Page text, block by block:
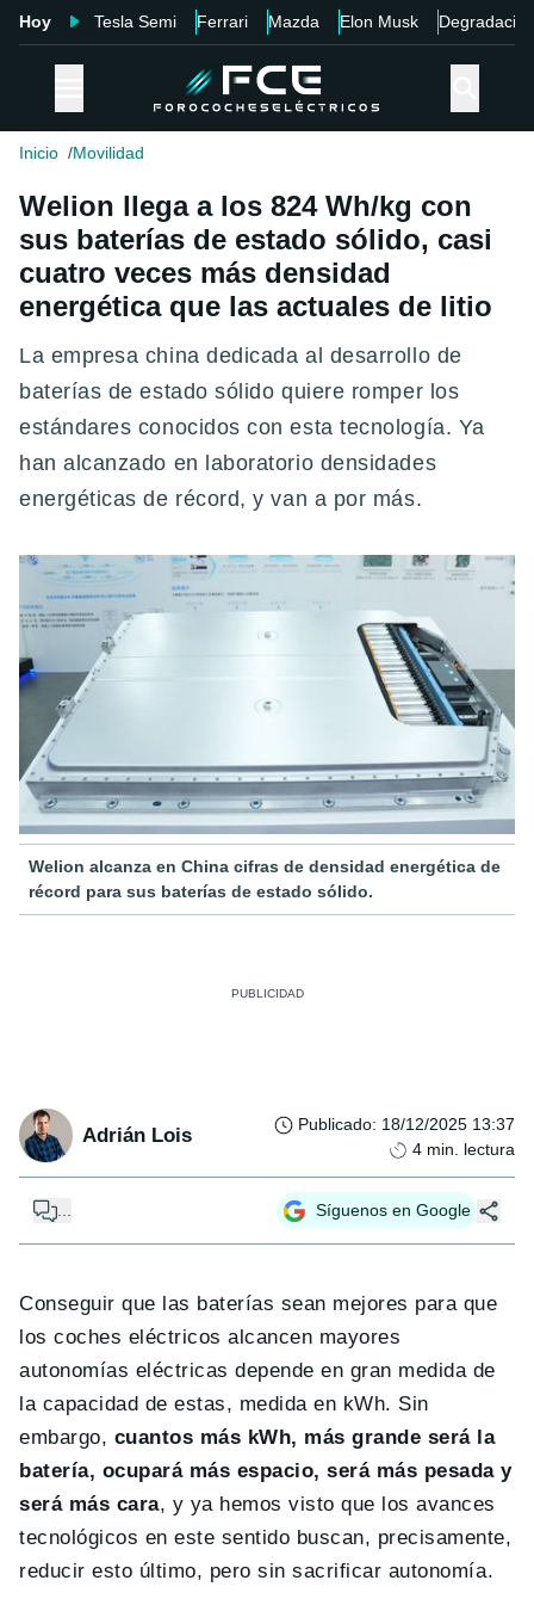
Hoy Tesla Semi Ferrari Mazda Elon Musk Degradación
Inicio Movilidad
Welion llega a los 824 Wh/kg con
sus baterías de estado sólido, casi
cuatro veces más densidad
energética que las actuales de litio
La empresa china dedicada al desarrollo de
baterías de estado sólido quiere romper los
estándares conocidos con esta tecnología. Ya
han alcanzado en laboratorio densidades
energéticas de récord, y van a por más.
Welion alcanza en China cifras de densidad energética de
récord para sus baterías de estado sólido.
Adrián Lois Publicado: 18/12/2025 13:37
4 min. lectura
... Síguenos en Google
Conseguir que las baterías sean mejores para que
los coches eléctricos alcancen mayores
autonomías eléctricas depende en gran medida de
la capacidad de estas, medida en kWh. Sin
embargo, cuantos más kWh, más grande será la
batería, ocupará más espacio, será más pesada y
será más cara, y ya hemos visto que los avances
tecnológicos en este sentido buscan, precisamente,
reducir esto último, pero sin sacrificar autonomía.